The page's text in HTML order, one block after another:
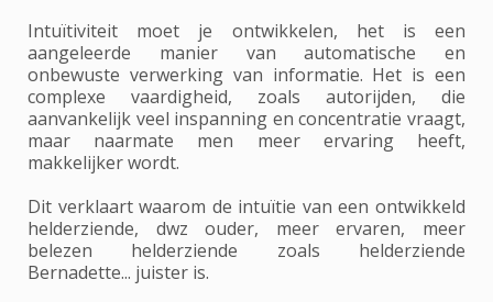
Intuïtiviteit moet je ontwikkelen, het is een
aangeleerde manier van automatische en
onbewuste verwerking van informatie. Het is een
complexe vaardigheid, zoals autorijden, die
aanvankelijk veel inspanning en concentratie vraagt,
maar naarmate men meer ervaring heeft,
makkelijker wordt.
Dit verklaart waarom de intuïtie van een ontwikkeld
helderziende, dwz ouder, meer ervaren, meer
belezen helderziende zoals helderziende
Bernadette... juister is.